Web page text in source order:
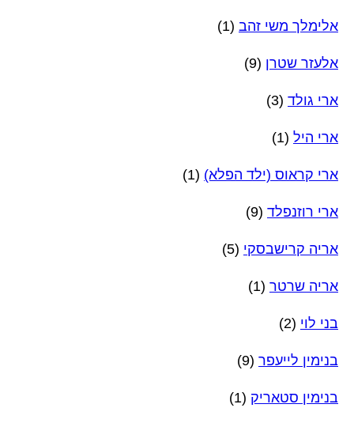
אלימלך משי זהב (1)
אלעזר שטרן (9)
ארי גולד (3)
ארי היל (1)
ארי קראוס (ילד הפלא) (1)
ארי רוזנפלד (9)
אריה קרישבסקי (5)
אריה שרטר (1)
בני לוי (2)
בנימין לייעפר (9)
בנימין סטאריק (1)